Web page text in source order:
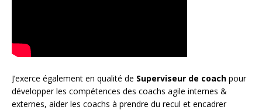
J’exerce également en qualité de Superviseur de coach pour
développer les compétences des coachs agile internes &
externes, aider les coachs à prendre du recul et encadrer